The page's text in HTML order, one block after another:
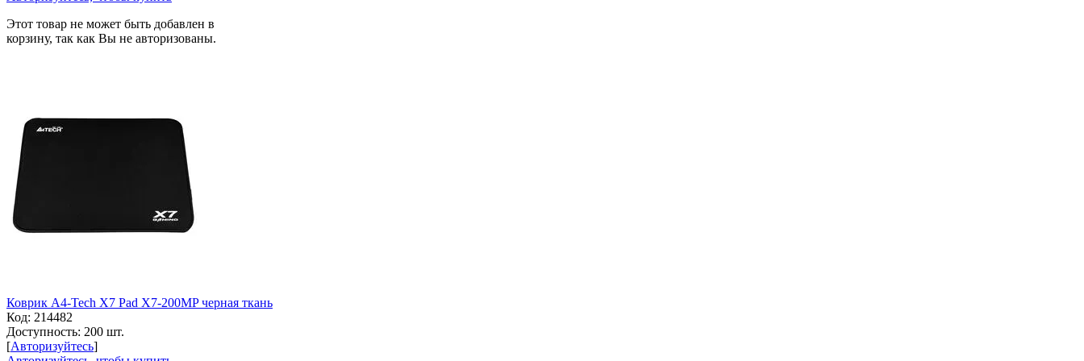
Этот товар не может быть добавлен в
корзину, так как Вы не авторизованы.
Коврик A4-Tech X7 Pad X7-200MP черная ткань
Код: 214482
Доступность: 200 шт.
[Авторизуйтесь]